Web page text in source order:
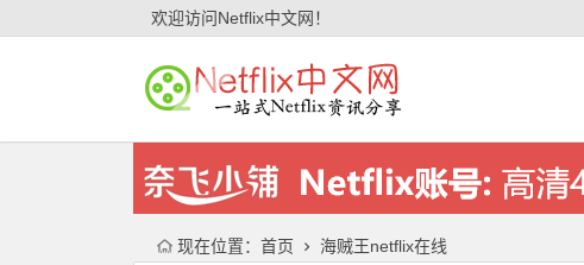
欢迎访问Netflix中文网！
现在位置： 首页 海贼王netflix在线